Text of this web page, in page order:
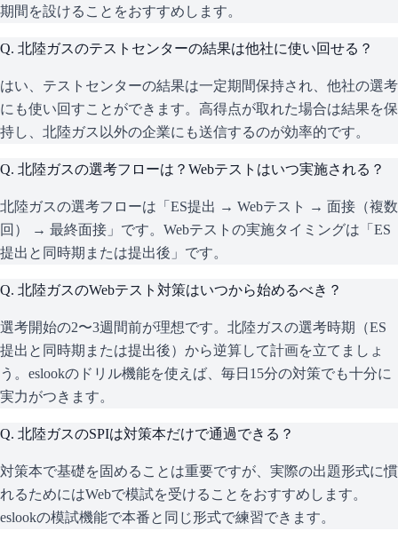
期間を設けることをおすすめします。
Q. 北陸ガスのテストセンターの結果は他社に使い回せる？
はい、テストセンターの結果は一定期間保持され、他社の選考
にも使い回すことができます。高得点が取れた場合は結果を保
持し、北陸ガス以外の企業にも送信するのが効率的です。
Q. 北陸ガスの選考フローは？Webテストはいつ実施される？
北陸ガスの選考フローは「ES提出 → Webテスト → 面接（複数
回） → 最終面接」です。Webテストの実施タイミングは「ES
提出と同時期または提出後」です。
Q. 北陸ガスのWebテスト対策はいつから始めるべき？
選考開始の2〜3週間前が理想です。北陸ガスの選考時期（ES
提出と同時期または提出後）から逆算して計画を立てましょ
う。eslookのドリル機能を使えば、毎日15分の対策でも十分に
実力がつきます。
Q. 北陸ガスのSPIは対策本だけで通過できる？
対策本で基礎を固めることは重要ですが、実際の出題形式に慣
れるためにはWebで模試を受けることをおすすめします。
eslookの模試機能で本番と同じ形式で練習できます。